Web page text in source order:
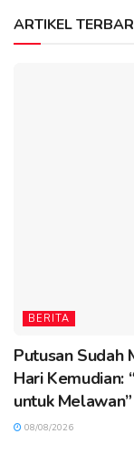
ARTIKEL
BERITA
Putusan Sudah
Hari Kemudian:
untuk Melawan”
08/08/2026